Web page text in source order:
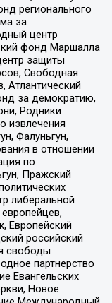
регионального
за
центр
фонд Маршалла
защиты
Свободная
Атлантический
за демократию,
Родники
извлечения
Фалуньгун,
в отношении
по
Пражский
либеральной
Европейский
российский
свободы
партнерство
Евангельских
Новое